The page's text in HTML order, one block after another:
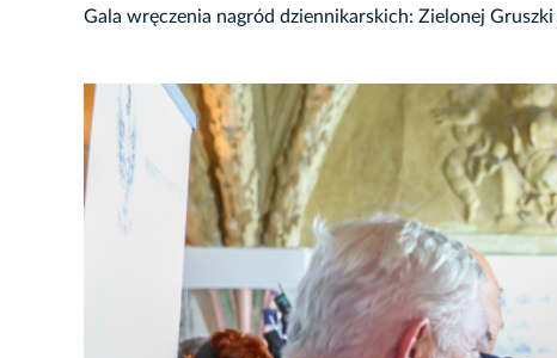
Gala wręczenia nagród dziennikarskich: Zielonej